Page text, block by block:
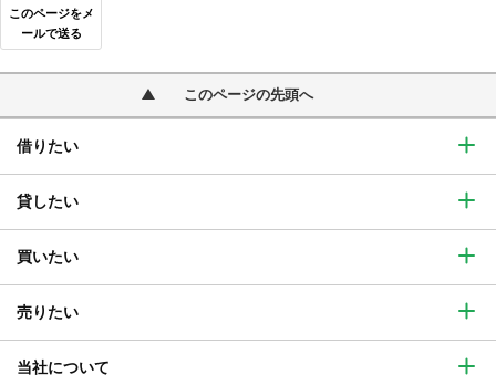
このページをメ
ールで送る
このページの先頭へ
借りたい
貸したい
買いたい
売りたい
当社について